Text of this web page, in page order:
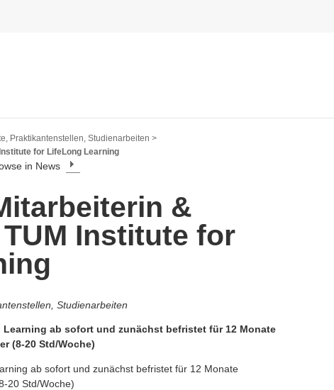
Praktikantenstellen, Studienarbeiten >
for LifeLong Learning
in News
&
Institute for
Studienarbeiten
ab sofort und zunächst befristet für 12 Monate
(8-20 Std/Woche)
ab sofort und zunächst befristet für 12 Monate
20 Std/Woche)